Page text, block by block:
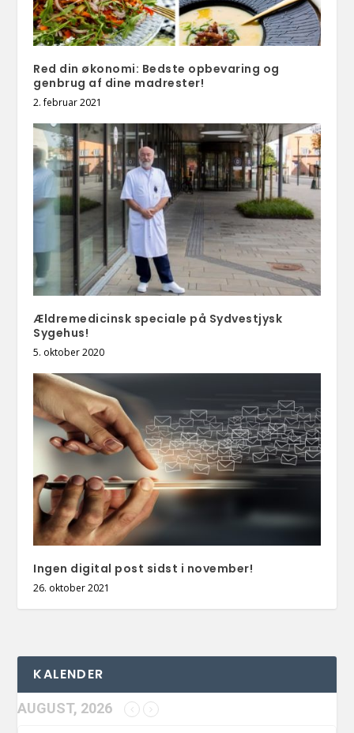
Red din økonomi: Bedste opbevaring og
genbrug af dine madrester!
2. februar 2021
Ældremedicinsk speciale på Sydvestjysk
Sygehus!
5. oktober 2020
Ingen digital post sidst i november!
26. oktober 2021
KALENDER
AUGUST, 2026